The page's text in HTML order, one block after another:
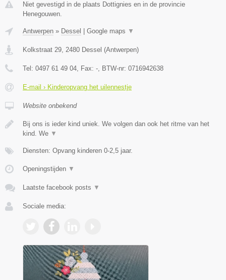
Niet gevestigd in de plaats Dottignies en in de provincie
Henegouwen.
Antwerpen » Dessel Google maps ▼
Kolkstraat 29 2480 Dessel (Antwerpen)
Tel: 0497 61 49 04 , Fax: - , BTW-nr: 0716942638
E-mail › Kinderopvang het uilennestje
Website onbekend
Bij ons is ieder kind uniek. We volgen dan ook het ritme van het
kind. We ▼
Diensten: Opvang kinderen 0-2,5 jaar.
Openingstijden ▼
Laatste facebook posts ▼
Sociale media: